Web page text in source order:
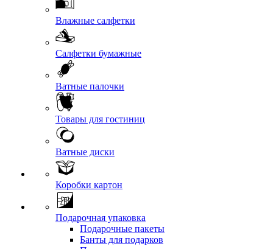
Влажные салфетки
Салфетки бумажные
Ватные палочки
Товары для гостиниц
Ватные диски
Коробки картон
Подарочная упаковка
Подарочные пакеты
Банты для подарков